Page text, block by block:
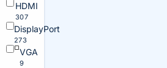
HDMI
307
DisplayPort
273
VGA
9